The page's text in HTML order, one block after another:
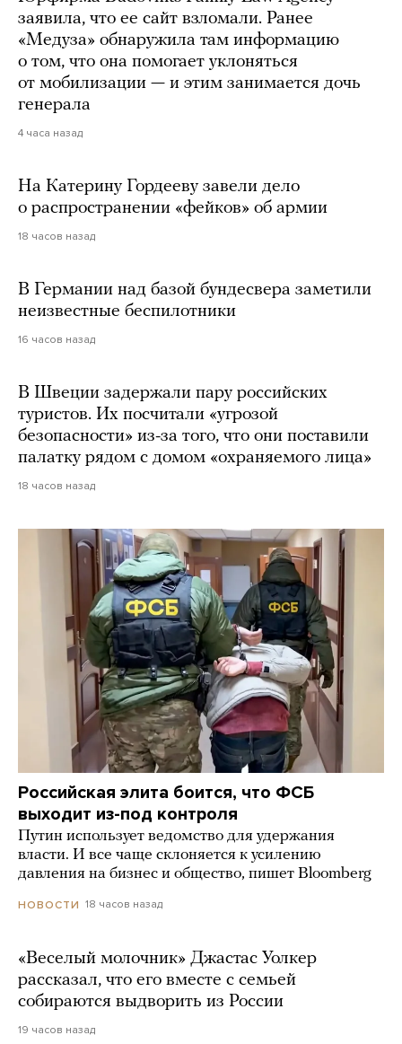
заявила, что ее сайт взломали. Ранее
«Медуза» обнаружила там информацию
о том, что она помогает уклоняться
от мобилизации — и этим занимается дочь
генерала
4 часа назад
На Катерину Гордееву завели дело
о распространении «фейков» об армии
18 часов назад
В Германии над базой бундесвера заметили
неизвестные беспилотники
16 часов назад
В Швеции задержали пару российских
туристов. Их посчитали «угрозой
безопасности» из-за того, что они поставили
палатку рядом с домом «охраняемого лица»
18 часов назад
Российская элита боится, что ФСБ
выходит из-под контроля
Путин использует ведомство для удержания
власти. И все чаще склоняется к усилению
давления на бизнес и общество, пишет Bloomberg
НОВОСТИ 18 часов назад
«Веселый молочник» Джастас Уолкер
рассказал, что его вместе с семьей
собираются выдворить из России
19 часов назад